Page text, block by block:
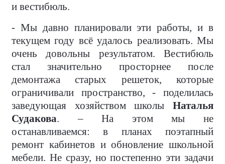
и вестибюль.
- Мы давно планировали эти работы, и в
текущем году всё удалось реализовать. Мы
очень довольны результатом. Вестибюль
стал значительно просторнее после
демонтажа старых решеток, которые
ограничивали пространство, - поделилась
заведующая хозяйством школы Наталья
Судакова. – На этом мы не
останавливаемся: в планах поэтапный
ремонт кабинетов и обновление школьной
мебели. Не сразу, но постепенно эти задачи